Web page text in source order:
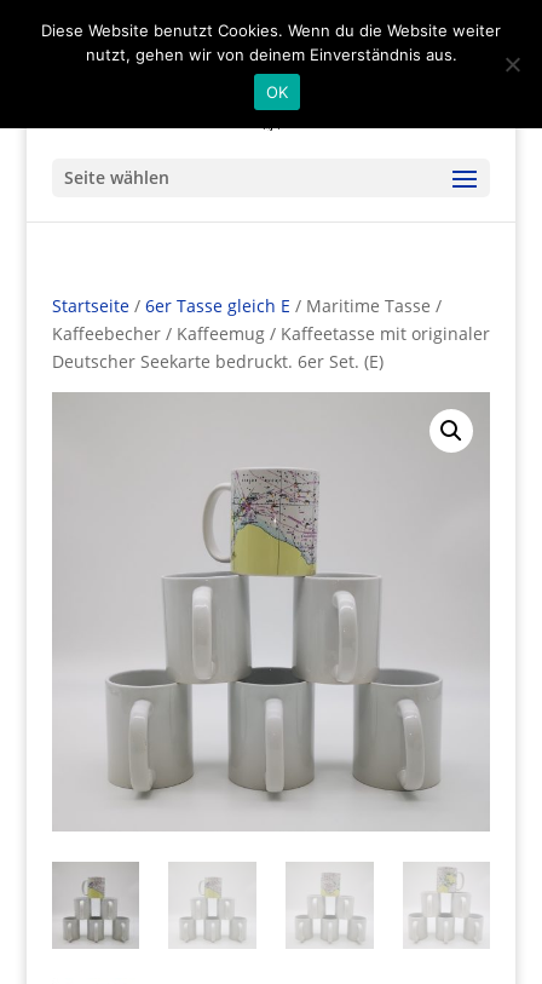
Seite wählen
Startseite/ 6er Tasse gleich E / Maritime Tasse /
Kaffeebecher / Kaffeemug / Kaffeetasse mit originaler
Deutscher Seekarte bedruckt. 6er Set. (E)
Diese Website benutzt Cookies. Wenn du die Website weiter
nutzt, gehen wir von deinem Einverständnis aus.
OK